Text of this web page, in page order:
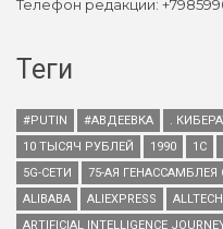
Телефон редакции:
Теги
#PUTIN #АВДЕЕВКА .
10 ТЫСЯЧ РУБЛЕЙ
1990 1С
5G-СЕТИ
75-АЯ ГЕНАССАМБЛЕЯ
ALIBABA
ALIEXPRESS ALLTECH
ARTIFICIAL INTELLIGENCE